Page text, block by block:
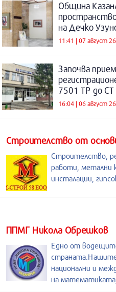
Община
на Дечко
11:41 | 07 август 26
Започва
7501 ТР до
16:04 | 06 август 26
Строителство от
Строителство,
работи, метални
инсталации,
ППМГ Никола Обрешков
Едно от
национални и
на